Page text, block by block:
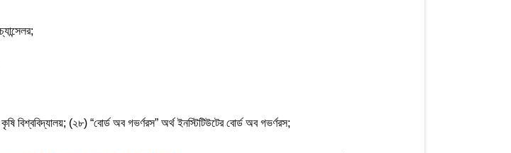
বিশ্ববিদ্যালয়; (২৮) “বোর্ড অব গভর্ণরস” অর্থ ইনস্টিটিউটের বোর্ড অব গভর্ণরস;